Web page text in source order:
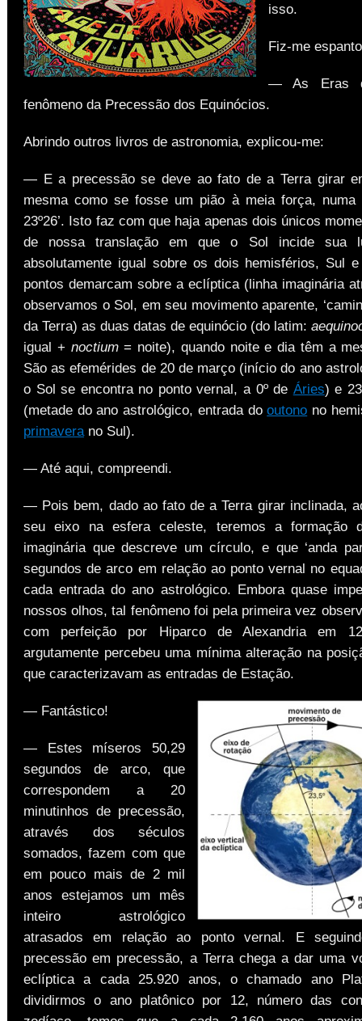
isso.
Fiz-me
— As Eras
fenômeno da Precessão dos Equinócios.
Abrindo outros livros de astronomia, explicou-me:
— E a precessão se deve ao fato de a Terra girar
mesma como se fosse um pião à meia força, numa
23º26’. Isto faz com que haja apenas dois únicos
de nossa translação em que o Sol incide sua
absolutamente igual sobre os dois hemisférios, Sul
pontos demarcam sobre a eclíptica (linha imaginária
observamos o Sol, em seu movimento aparente,
da Terra) as duas datas de equinócio (do latim:
igual + noctium= noite), quando noite e dia têm a
São as efemérides de 20 de março (início do ano
o Sol se encontra no ponto vernal, a 0º de Áries) e
(metade do ano astrológico, entrada dooutono no
primaverano Sul).
— Até aqui, compreendi.
— Pois bem, dado ao fato de a Terra girar inclinada,
seu eixo na esfera celeste, teremos a formação
imaginária que descreve um círculo, e que ‘anda
segundos de arco em relação ao ponto vernal no
cada entrada do ano astrológico. Embora quase
nossos olhos, tal fenômeno foi pela primeira vez
com perfeição por Hiparco de Alexandria em
argutamente percebeu uma mínima alteração na
que caracterizavam as entradas de Estação.
— Fantástico!
— Estes míseros 50,29
segundos de arco, que
correspondem a 20
minutinhos de precessão,
através dos séculos
somados, fazem com que
em pouco mais de 2 mil
anos estejamos um mês
inteiro astrológico
atrasados em relação ao ponto vernal. E
precessão em precessão, a Terra chega a dar uma
eclíptica a cada 25.920 anos, o chamado ano
dividirmos o ano platônico por 12, número das